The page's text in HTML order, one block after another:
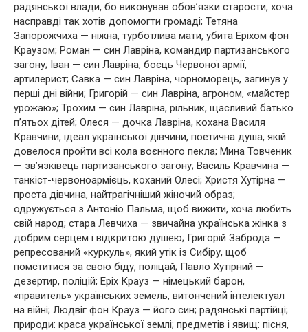
радянської влади, бо виконував обов’язки старости, хоча
насправді так хотів допомогти громаді; Тетяна
Запорожчиха — ніжна, турботлива мати, убита Еріхом фон
Краузом; Роман — син Лавріна, командир партизанського
загону; Іван — син Лавріна, боєць Червоної армії,
артилерист; Савка — син Лавріна, чорноморець, загинув у
перші дні війни; Григорій — син Лавріна, агроном, «майстер
урожаю»; Трохим — син Лавріна, рільник, щасливий батько
п’ятьох дітей; Олеся — дочка Лавріна, кохана Василя
Кравчини, ідеал української дівчини, поетична душа, якій
довелося пройти всі кола воєнного пекла; Мина Товченик
— зв’язківець партизанського загону; Василь Кравчина —
танкіст-червоноармієць, коханий Олесі; Христя Хутірна —
проста дівчина, найтрагічніший жіночий образ;
одружується з Антоніо Пальма, щоб вижити, хоча любить
свій народ; стара Левчиха — звичайна українська жінка з
добрим серцем і відкритою душею; Григорій Заброда —
репресований «куркуль», який утік із Сибіру, щоб
помститися за свою біду, поліцай; Павло Хутірний —
дезертир, поліцій; Еріх Крауз — німецький барон,
«правитель» українських земель, витончений інтелектуал
на війні; Людвіг фон Крауз — його син; радянські партійці;
природи: краса української землі; предметів і явищ: пісня,